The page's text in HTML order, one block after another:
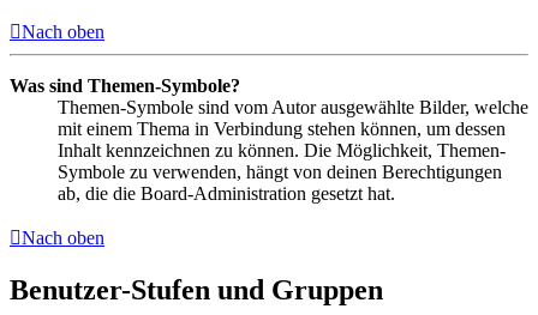
Nach oben
Was sind Themen-Symbole?
Themen-Symbole sind vom Autor ausgewählte Bilder, welche
mit einem Thema in Verbindung stehen können, um dessen
Inhalt kennzeichnen zu können. Die Möglichkeit, Themen-
Symbole zu verwenden, hängt von deinen Berechtigungen
ab, die die Board-Administration gesetzt hat.
Nach oben
Benutzer-Stufen und Gruppen